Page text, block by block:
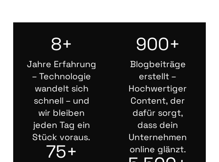
8+
Jahre Erfahrung
– Technologie
wandelt sich
schnell – und
wir bleiben
jeden Tag ein
Stück voraus.
75+
900+
Blogbeiträge
erstellt –
Hochwertiger
Content, der
dafür sorgt,
dass dein
Unternehmen
online glänzt.